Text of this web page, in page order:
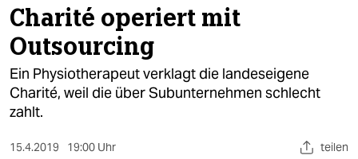
politik
öko
gesellschaft
Charité operiert mit
Outsourcing
Ein Physiotherapeut verklagt die landeseigene
Charité, weil die über Subunternehmen schlecht
zahlt.
15.4.2019 19:00 Uhr teilen